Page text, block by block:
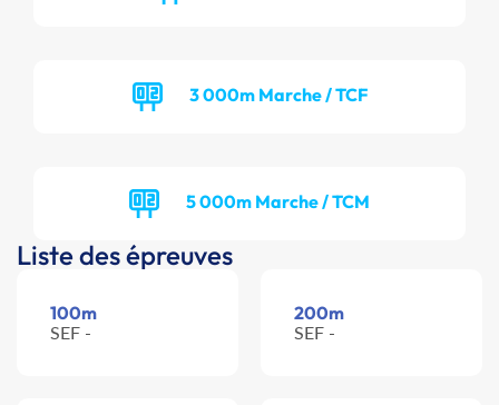
3 000m Marche / TCF
5 000m Marche / TCM
Liste des épreuves
100m
SEF -
200m
SEF -